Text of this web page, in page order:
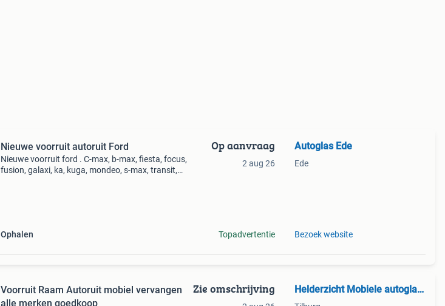
Nieuwe voorruit autoruit Ford
Nieuwe voorruit ford . C-max, b-max, fiesta, focus,
fusion, galaxi, ka, kuga, mondeo, s-max, transit,
Ophalen
Op aanvraag
2 aug 26
Topadvertentie
Autoglas Ede
Ede
Bezoek website
Voorruit Raam Autoruit mobiel vervangen
alle merken goedkoop
Zie omschrijving Helderzicht Mobiele autoglass.